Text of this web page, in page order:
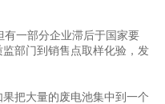
有一部分企业滞后于国家要
部门到销售点取样化验，发
把大量的废电池集中到一个